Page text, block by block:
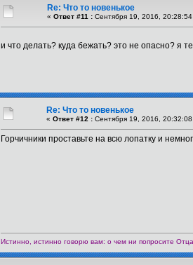
Re: Что то новенькое
« Ответ #11 : Сентября 19, 2016,
и что делать? куда бежать? это не опасно? я
Re: Что то новенькое
« Ответ #12 : Сентября 19, 2016,
Горчичники проставьте на всю лопатку и
Истинно, истинно говорю вам: о чем ни попросите